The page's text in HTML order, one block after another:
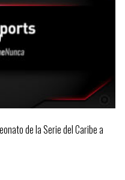
de la Serie del Caribe a